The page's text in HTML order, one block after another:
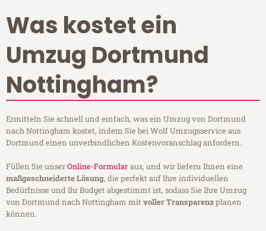
Was kostet ein
Umzug Dortmund
Nottingham?
Ermitteln Sie schnell und einfach, was ein Umzug von Dortmund
nach Nottingham kostet, indem Sie bei Wolf Umzugsservice aus
Dortmund einen unverbindlichen Kostenvoranschlag anfordern.
Füllen Sie unserOnline-Formularaus, und wir liefern Ihnen eine
maßgeschneiderte Lösung, die perfekt auf Ihre individuellen
Bedürfnisse und Ihr Budget abgestimmt ist, sodass Sie Ihre Umzug
von Dortmund nach Nottingham mitvoller Transparenzplanen
können.